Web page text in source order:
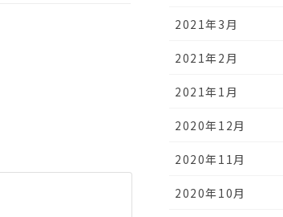
2021年3月
2021年2月
2021年1月
2020年12月
2020年11月
2020年10月